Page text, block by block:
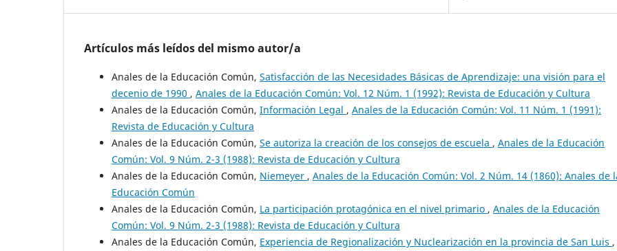
Artículos más leídos del mismo autor/a
Anales de la Educación Común, Satisfacción de las Necesidades Básicas de Aprendizaje: una visión para el
decenio de 1990 , Anales de la Educación Común: Vol. 12 Núm. 1 (1992): Revista de Educación y Cultura
Anales de la Educación Común, Información Legal , Anales de la Educación Común: Vol. 11 Núm. 1 (1991):
Revista de Educación y Cultura
Anales de la Educación Común, Se autoriza la creación de los consejos de escuela , Anales de la Educación
Común: Vol. 9 Núm. 2-3 (1988): Revista de Educación y Cultura
Anales de la Educación Común, Niemeyer , Anales de la Educación Común: Vol. 2 Núm. 14 (1860): Anales de
Educación Común
Anales de la Educación Común, La participación protagónica en el nivel primario , Anales de la Educación
Común: Vol. 9 Núm. 2-3 (1988): Revista de Educación y Cultura
Anales de la Educación Común, Experiencia de Regionalización y Nuclearización en la provincia de San Luis ,